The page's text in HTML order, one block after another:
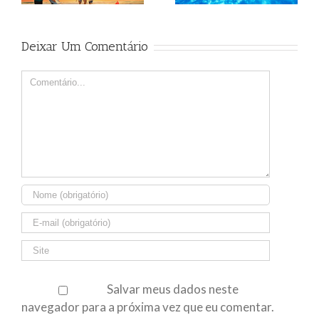
Deixar Um Comentário
Comment
Salvar meus dados neste
navegador para a próxima vez que eu comentar.